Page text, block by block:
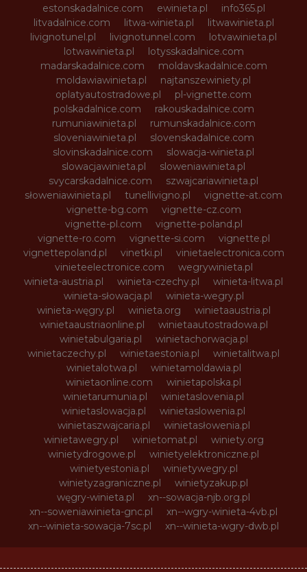
estonskadalnice.com
ewinieta.pl
info365.pl
litvadalnice.com
litwa-winieta.pl
litwawinieta.pl
livignotunel.pl
livignotunnel.com
lotvawinieta.pl
lotwawinieta.pl
lotysskadalnice.com
madarskadalnice.com
moldavskadalnice.com
moldawiawinieta.pl
najtanszewiniety.pl
oplatyautostradowe.pl
pl-vignette.com
polskadalnice.com
rakouskadalnice.com
rumuniawinieta.pl
rumunskadalnice.com
sloveniawinieta.pl
slovenskadalnice.com
slovinskadalnice.com
slowacja-winieta.pl
slowacjawinieta.pl
sloweniawinieta.pl
svycarskadalnice.com
szwajcariawinieta.pl
słoweniawinieta.pl
tunellivigno.pl
vignette-at.com
vignette-bg.com
vignette-cz.com
vignette-pl.com
vignette-poland.pl
vignette-ro.com
vignette-si.com
vignette.pl
vignettepoland.pl
vinetki.pl
vinietaelectronica.com
vinieteelectronice.com
wegrywinieta.pl
winieta-austria.pl
winieta-czechy.pl
winieta-litwa.pl
winieta-słowacja.pl
winieta-wegry.pl
winieta-węgry.pl
winieta.org
winietaaustria.pl
winietaaustriaonline.pl
winietaautostradowa.pl
winietabulgaria.pl
winietachorwacja.pl
winietaczechy.pl
winietaestonia.pl
winietalitwa.pl
winietalotwa.pl
winietamoldawia.pl
winietaonline.com
winietapolska.pl
winietarumunia.pl
winietaslovenia.pl
winietaslowacja.pl
winietaslowenia.pl
winietaszwajcaria.pl
winietasłowenia.pl
winietawegry.pl
winietomat.pl
winiety.org
winietydrogowe.pl
winietyelektroniczne.pl
winietyestonia.pl
winietywegry.pl
winietyzagraniczne.pl
winietyzakup.pl
węgry-winieta.pl
xn--sowacja-njb.org.pl
xn--soweniawinieta-gnc.pl
xn--wgry-winieta-4vb.pl
xn--winieta-sowacja-7sc.pl
xn--winieta-wgry-dwb.pl